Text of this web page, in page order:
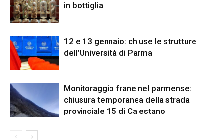
in bottiglia
12 e 13 gennaio: chiuse le strutture
dell’Università di Parma
Monitoraggio frane nel parmense:
chiusura temporanea della strada
provinciale 15 di Calestano